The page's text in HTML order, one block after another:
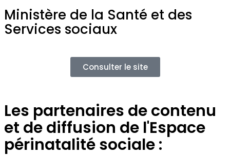
Ministère de la Santé et des
Services sociaux
Consulter le site
Les partenaires de contenu
et de diffusion de l'Espace
périnatalité sociale :